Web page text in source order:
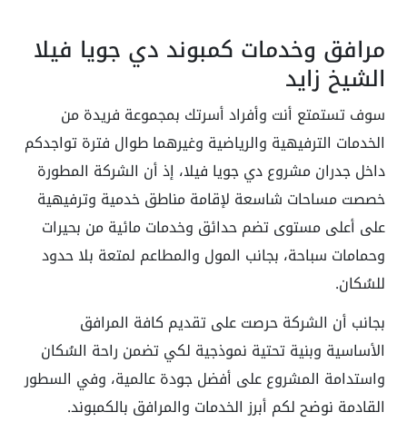
مرافق وخدمات كمبوند دي جويا فيلا
الشيخ زايد
سوف تستمتع أنت وأفراد أسرتك بمجموعة فريدة من
الخدمات الترفيهية والرياضية وغيرهما طوال فترة تواجدكم
داخل جدران مشروع دي جويا فيلا، إذ أن الشركة المطورة
خصصت مساحات شاسعة لإقامة مناطق خدمية وترفيهية
على أعلى مستوى تضم حدائق وخدمات مائية من بحيرات
وحمامات سباحة، بجانب المول والمطاعم لمتعة بلا حدود
للسُكان.
بجانب أن الشركة حرصت على تقديم كافة المرافق
الأساسية وبنية تحتية نموذجية لكي تضمن راحة السُكان
واستدامة المشروع على أفضل جودة عالمية، وفي السطور
القادمة نوضح لكم أبرز الخدمات والمرافق بالكمبوند.